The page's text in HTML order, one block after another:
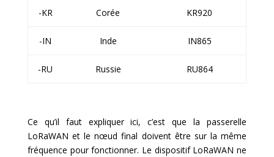
-KR Corée KR920
-IN Inde IN865
-RU Russie RU864
Ce qu’il faut expliquer ici, c’est que la passerelle
LoRaWAN et le nœud final doivent être sur la même
fréquence pour fonctionner. Le dispositif LoRaWAN ne